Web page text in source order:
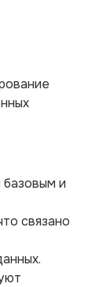
базовым и
связано